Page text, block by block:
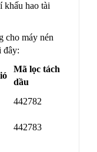
khấu hao tài
cho máy nén
đây:
Mã lọc tách
dầu
442782
442783